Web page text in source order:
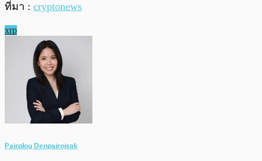
ที่มา : cryptonews
xrp
Pairploy Denpairojsak